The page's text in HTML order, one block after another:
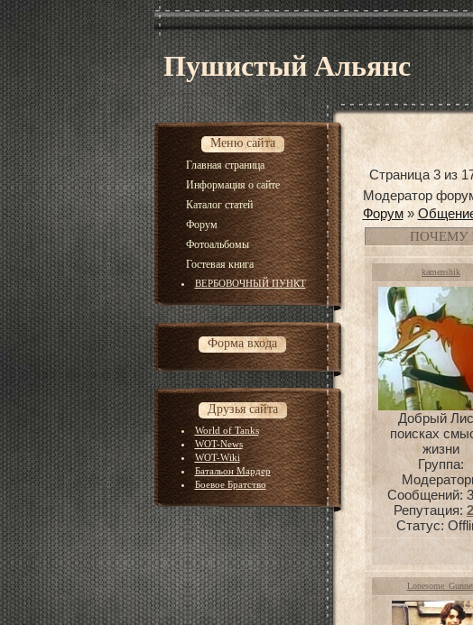
Пушистый Альянс
Меню сайта
Главная страница
Информация о сайте
Каталог статей
Форум
Фотоальбомы
Гостевая книга
ВЕРБОВОЧНЫЙ ПУНКТ
Форма входа
Друзья сайта
World of Tanks
WOT-News
WOT-Wiki
Батальон Мардер
Боевое Братство
Страница 3из
Модератор
Форум »
ПОЧЕМУ
kamenshik
Добрый
поисках
жизни
Группа:
Сообщений:
Репутация:
Статус: